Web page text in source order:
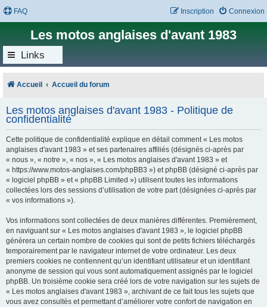
FAQ Connexion
Inscription
Les motos anglaises d'avant 1983
Links
Accueil Accueil du forum
Les motos anglaises d'avant 1983 - Politique de
confidentialité
Cette politique de confidentialité explique en détail comment « Les motos
anglaises d'avant 1983 » et ses partenaires affiliés (désignés ci-après par
« nous », « notre », « nos », « Les motos anglaises d'avant 1983 » et
« https://www.motos-anglaises.com/phpBB3 ») et phpBB (désigné ci-après par
« logiciel phpBB » et « phpBB Limited ») utilisent toutes les informations
collectées lors des sessions d’utilisation de votre part (désignées ci-après par
« vos informations »).
Vos informations sont collectées de deux manières différentes. Premièrement,
en naviguant sur « Les motos anglaises d'avant 1983 », le logiciel phpBB
génèrera un certain nombre de cookies qui sont de petits fichiers téléchargés
temporairement par le navigateur internet de votre ordinateur. Les deux
premiers cookies ne contiennent qu’un identifiant utilisateur et un identifiant
anonyme de session qui vous sont automatiquement assignés par le logiciel
phpBB. Un troisième cookie sera créé lors de votre navigation sur les sujets de
« Les motos anglaises d'avant 1983 », archivant de ce fait tous les sujets que
vous avez consultés et permettant d’améliorer votre confort de navigation en